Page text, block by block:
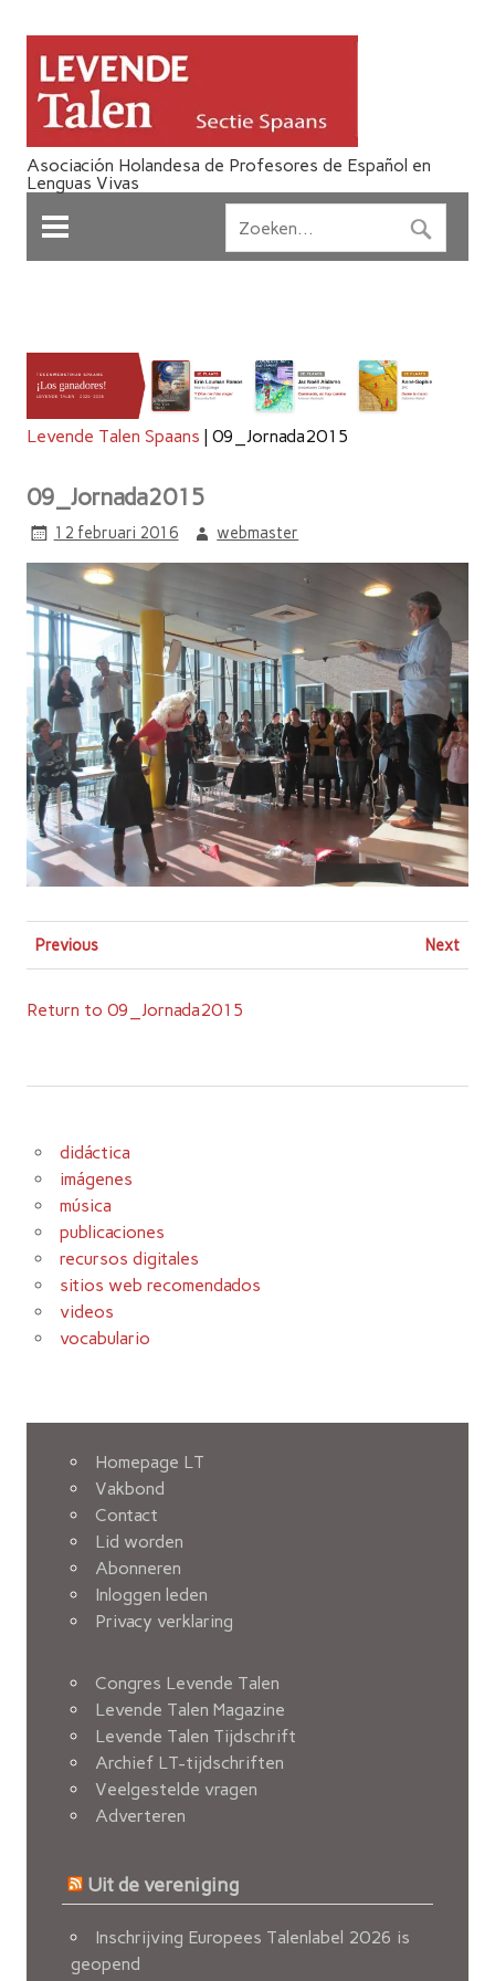
Asociación Holandesa de Profesores de Español en
Lenguas Vivas
Levende Talen Spaans | 09_Jornada2015
09_Jornada2015
12 februari 2016 webmaster
Previous Next
Return to 09_Jornada2015
didáctica
imágenes
música
publicaciones
recursos digitales
sitios web recomendados
videos
vocabulario
Homepage LT
Vakbond
Contact
Lid worden
Abonneren
Inloggen leden
Privacy verklaring
Congres Levende Talen
Levende Talen Magazine
Levende Talen Tijdschrift
Archief LT-tijdschriften
Veelgestelde vragen
Adverteren
Uit de vereniging
Inschrijving Europees Talenlabel 2026 is
geopend